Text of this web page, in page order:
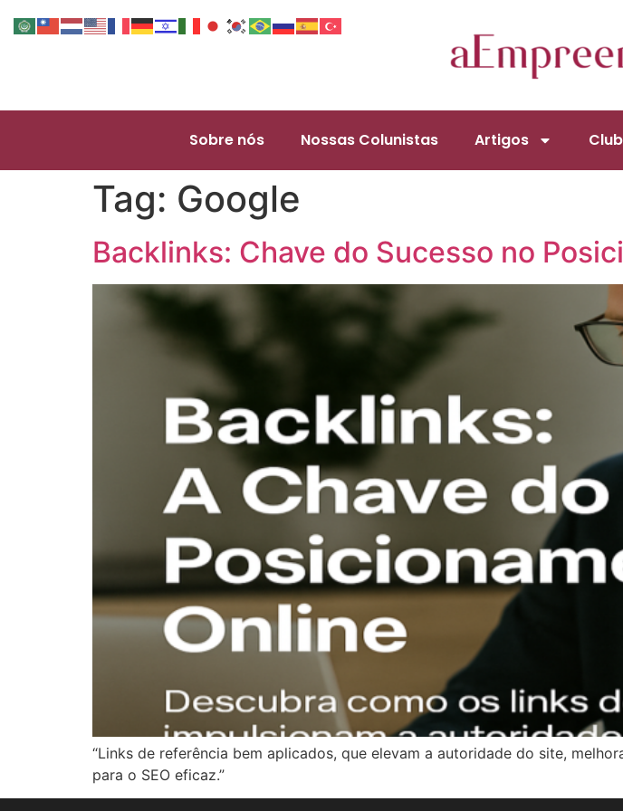
Sobre nós Nossas Colunistas Artigos
Tag: Google
Backlinks: Chave do Sucesso no
“Links de referência bem aplicados, que elevam a autoridade do site,
para o SEO eficaz.”